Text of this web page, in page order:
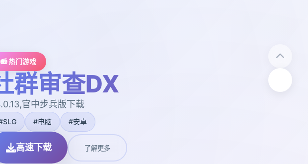
📻 热门游戏
群审查DX
官中步兵版下载
#电脑 #安卓
高速下载 了解更多